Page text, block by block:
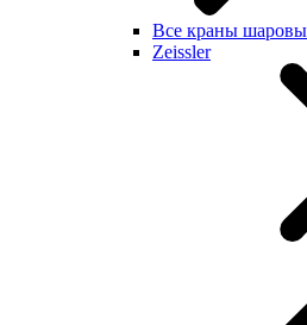
Все краны
Zeissler